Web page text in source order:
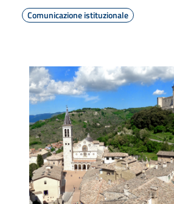
Comunicazione istituzionale